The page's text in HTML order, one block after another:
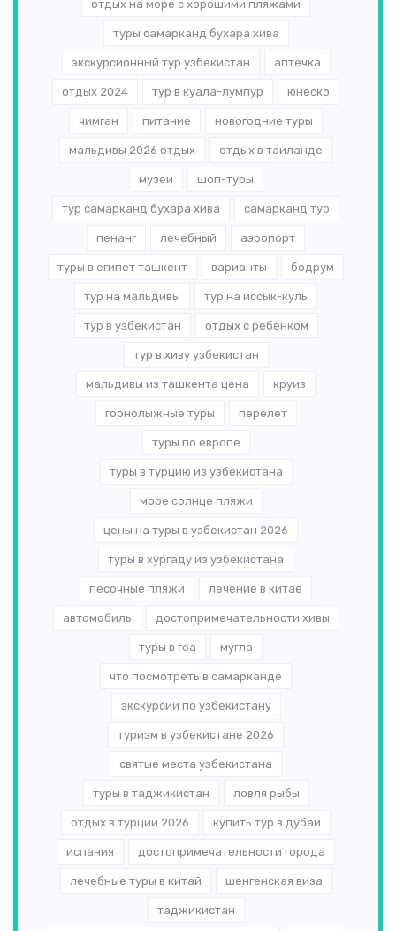
отдых на море с хорошими пляжами
туры самарканд бухара хива
экскурсионный тур узбекистан аптечка
отдых 2024 тур в куала-лумпур юнеско
чимган питание новогодние туры
мальдивы 2026 отдых отдых в таиланде
музеи шоп-туры
тур самарканд бухара хива самарканд тур
пенанг лечебный аэропорт
туры в египет ташкент варианты бодрум
тур на мальдивы тур на иссык-куль
тур в узбекистан отдых с ребенком
тур в хиву узбекистан
мальдивы из ташкента цена круиз
горнолыжные туры перелет
туры по европе
туры в турцию из узбекистана
море солнце пляжи
цены на туры в узбекистан 2026
туры в хургаду из узбекистана
песочные пляжи лечение в китае
автомобиль достопримечательности хивы
туры в гоа мугла
что посмотреть в самарканде
экскурсии по узбекистану
туризм в узбекистане 2026
святые места узбекистана
туры в таджикистан ловля рыбы
отдых в турции 2026 купить тур в дубай
испания достопримечательности города
лечебные туры в китай шенгенская виза
таджикистан